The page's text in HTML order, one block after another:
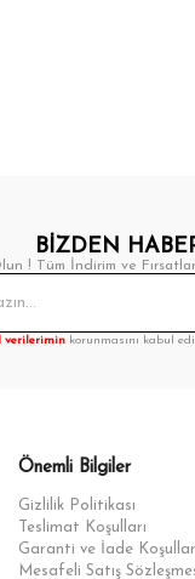
BİZDEN
! Tüm İndirim ve
verilerimin korunmasını kabul
Önemli Bilgiler
Gizlilik Politikası
Teslimat Koşulları
Garanti ve İade
Mesafeli Satış